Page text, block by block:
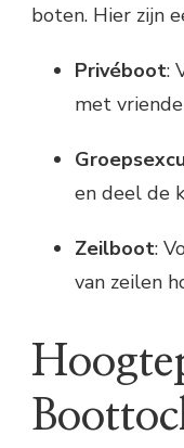
boten. Hier zijn
Privéboot:
met
en deel de
Zeilboot:
van zeilen